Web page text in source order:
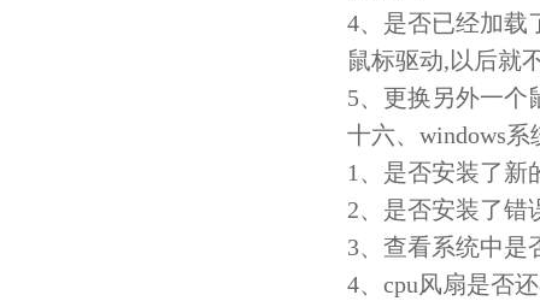
4、是否已经加载
鼠标驱动,以后就
5、更换另外一个
十六、windows
1、是否安装了新
2、是否安装了错
3、查看系统中是
4、cpu风扇是否